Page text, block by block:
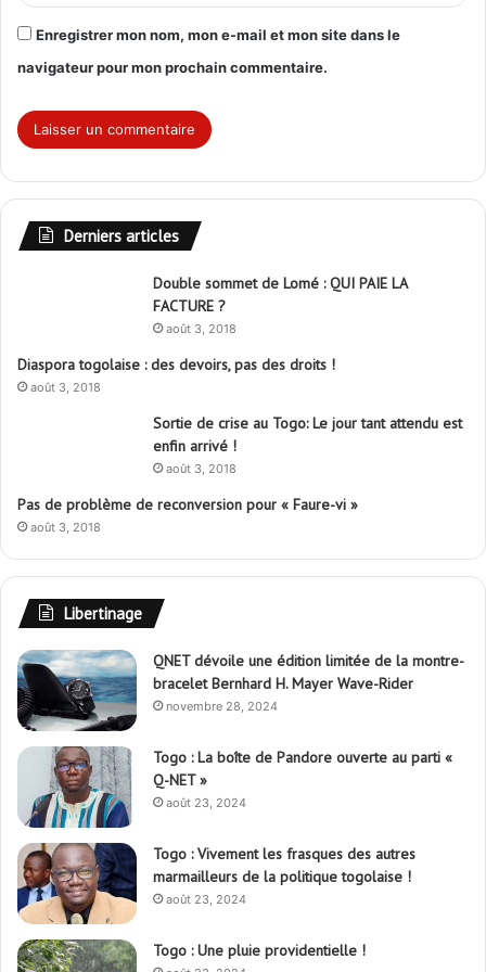
Enregistrer mon nom, mon e-mail et mon site dans le
navigateur pour mon prochain commentaire.
Derniers articles
Double sommet de Lomé : QUI PAIE LA
FACTURE ?
août 3, 2018
Diaspora togolaise : des devoirs, pas des droits !
août 3, 2018
Sortie de crise au Togo: Le jour tant attendu est
enfin arrivé !
août 3, 2018
Pas de problème de reconversion pour « Faure-vi »
août 3, 2018
Libertinage
QNET dévoile une édition limitée de la montre-
bracelet Bernhard H. Mayer Wave-Rider
novembre 28, 2024
Togo : La boîte de Pandore ouverte au parti «
Q-NET »
août 23, 2024
Togo : Vivement les frasques des autres
marmailleurs de la politique togolaise !
août 23, 2024
Togo : Une pluie providentielle !